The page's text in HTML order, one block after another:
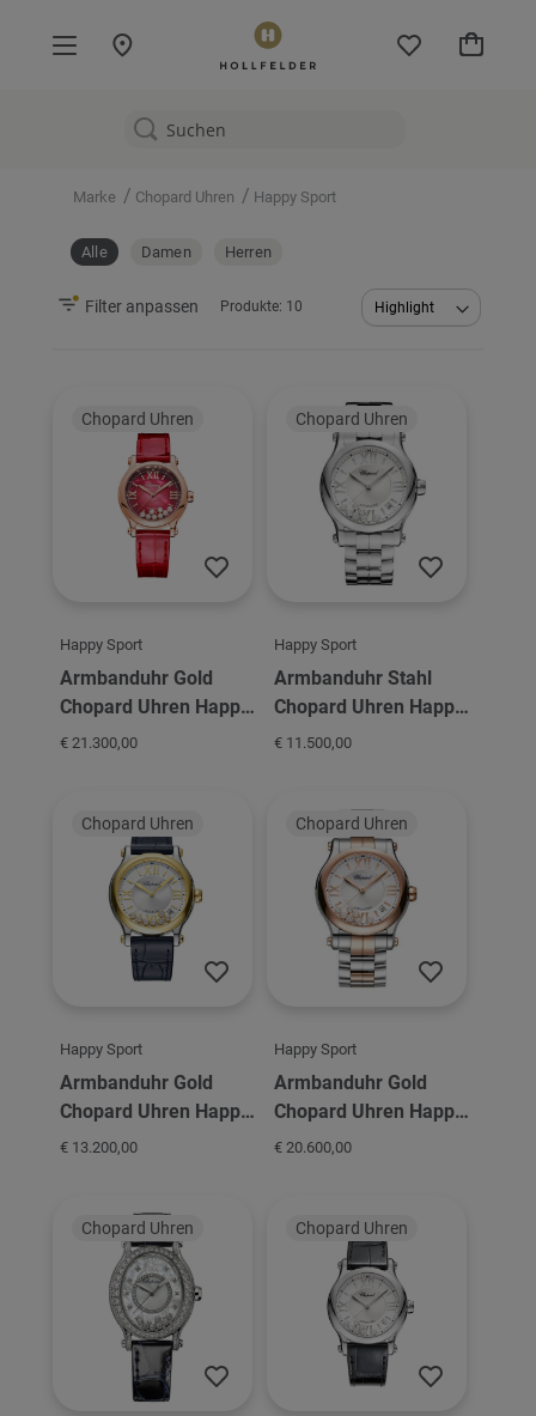
Mein
Marke / Chopard Uhren / Happy Sport
Alle Damen Herren
Produkte: 10
Chopard Uhren
Happy Sport
Armbanduhr Gold
Chopard Uhren Happy
Sport 33
€ 21.300,00
Chopard Uhren
Happy Sport
Armbanduhr Stahl
Chopard Uhren Happy
Sport 36
€ 11.500,00
Chopard Uhren
Happy Sport
Armbanduhr Gold
Chopard Uhren Happy
Sport
€ 13.200,00
Chopard Uhren
Happy Sport
Armbanduhr Gold
Chopard Uhren Happy
Sport 36
€ 20.600,00
Chopard Uhren Chopard Uhren
Filter anpassen